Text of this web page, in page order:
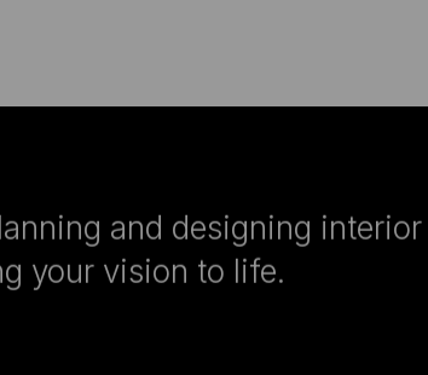
and designing
your vision to life.